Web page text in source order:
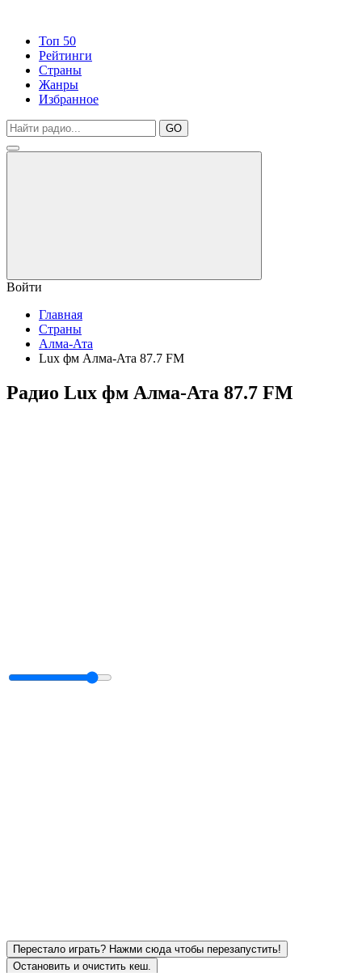
Топ 50
Рейтинги
Страны
Жанры
Избранное
GO
Войти
Главная
Страны
Алма-Ата
Lux фм Алма-Ата 87.7 FM
Радио Lux фм Алма-Ата 87.7 FM
Перестало играть? Нажми сюда чтобы перезапустить!
Остановить и очистить кеш.